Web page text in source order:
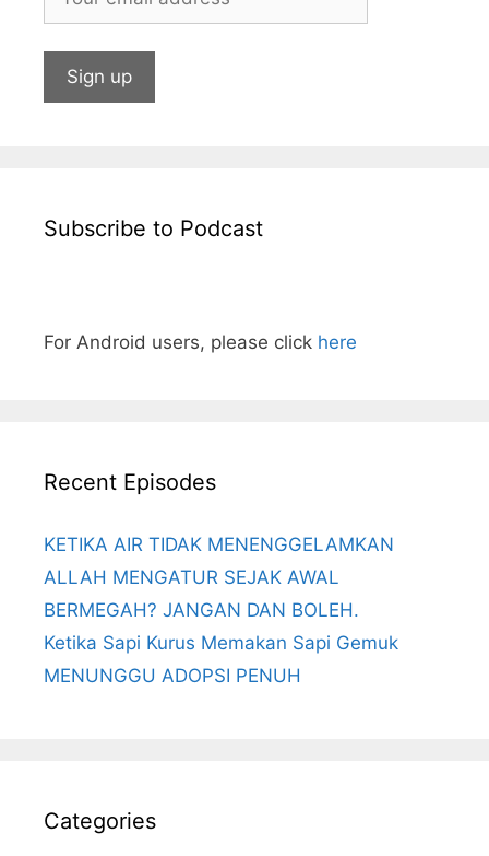
Subscribe to Podcast
For Android users, please click here
Recent Episodes
KETIKA AIR TIDAK MENENGGELAMKAN
ALLAH MENGATUR SEJAK AWAL
BERMEGAH? JANGAN DAN BOLEH.
Ketika Sapi Kurus Memakan Sapi Gemuk
MENUNGGU ADOPSI PENUH
Categories